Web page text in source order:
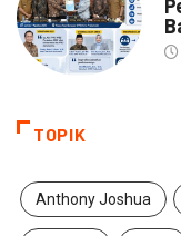
TOPIK
Anthony Joshua